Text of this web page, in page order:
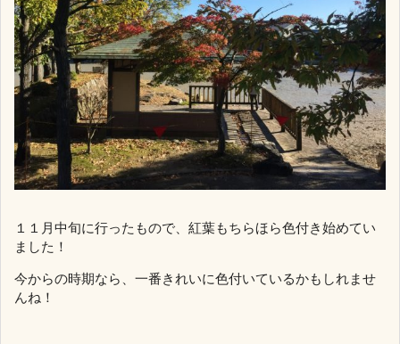
１１月中旬に行ったもので、紅葉もちらほら色付き始めてい
ました！
今からの時期なら、一番きれいに色付いているかもしれませ
んね！